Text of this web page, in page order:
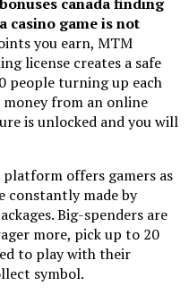
casino game is not
you earn, MTM
license creates a safe
people turning up each
from an online
is unlocked and you will
offers gamers as
constantly made by
Big-spenders are
more, pick up to 20
to play with their
symbol.